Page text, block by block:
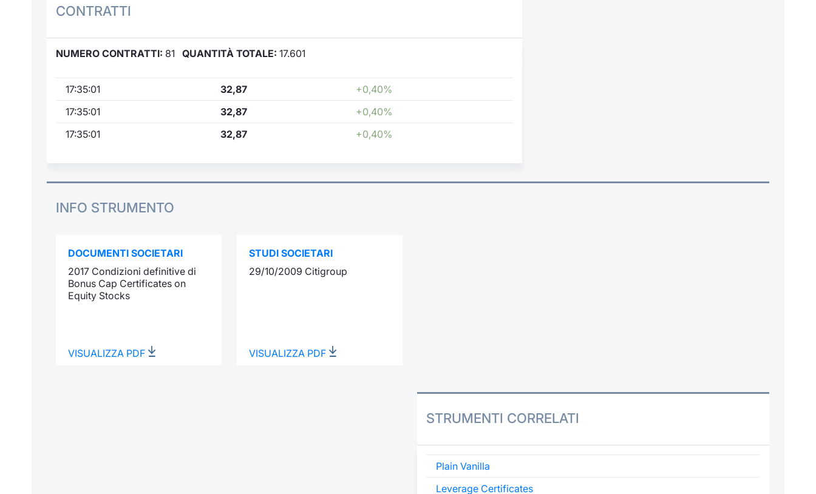
CONTRATTI
NUMERO CONTRATTI: 81 QUANTITÀ TOTALE: 17.601
17:35:01 32,87
+0,40%
17:35:01
32,87
+0,40%
17:35:01
32,87 +0,40%
INFO STRUMENTO
DOCUMENTI SOCIETARI
2017 Condizioni definitive di
Bonus Cap Certificates on
Equity Stocks
VISUALIZZA PDF
STUDI SOCIETARI
29/10/2009 Citigroup
VISUALIZZA PDF
STRUMENTI CORRELATI
Plain Vanilla
Leverage Certificates